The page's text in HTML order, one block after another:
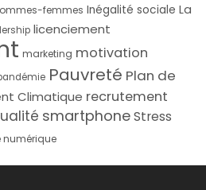
femmes Inégalité sociale La
licenciement
marketing motivation
Pauvreté Plan de
Climatique recrutement
smartphoneStress
numérique